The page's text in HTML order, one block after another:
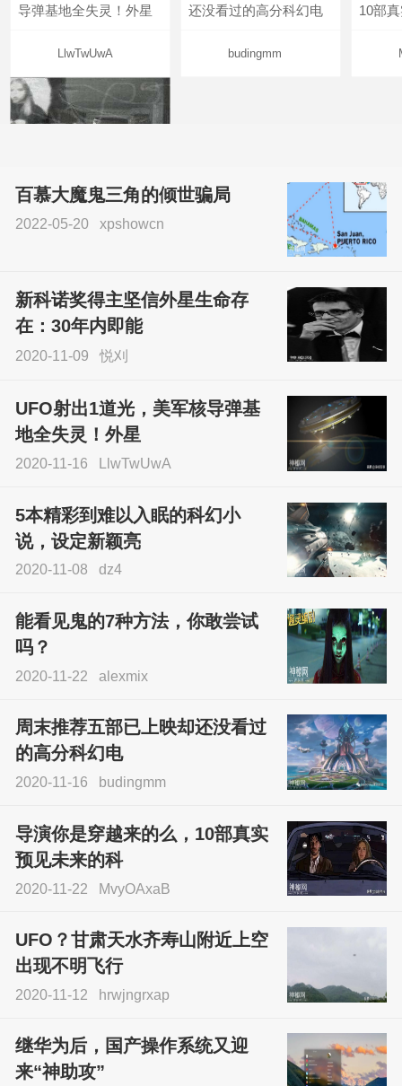
导弹基地全失灵！外星
LlwTwUwA
还没看过的高分科幻电
budingmm
10部
sskfn
百慕大魔鬼三角的倾世骗局
2022-05-20 xpshowcn
新科诺奖得主坚信外星生命存
在：30年内即能
2020-11-09 悦刈
UFO射出1道光，美军核导弹基
地全失灵！外星
2020-11-16 LlwTwUwA
5本精彩到难以入眠的科幻小
说，设定新颖亮
2020-11-08 dz4
能看见鬼的7种方法，你敢尝试
吗？
2020-11-22 alexmix
周末推荐五部已上映却还没看过
的高分科幻电
2020-11-16 budingmm
导演你是穿越来的么，10部真实
预见未来的科
2020-11-22 MvyOAxaB
UFO？甘肃天水齐寿山附近上空
出现不明飞行
2020-11-12 hrwjngrxap
继华为后，国产操作系统又迎
来“神助攻”